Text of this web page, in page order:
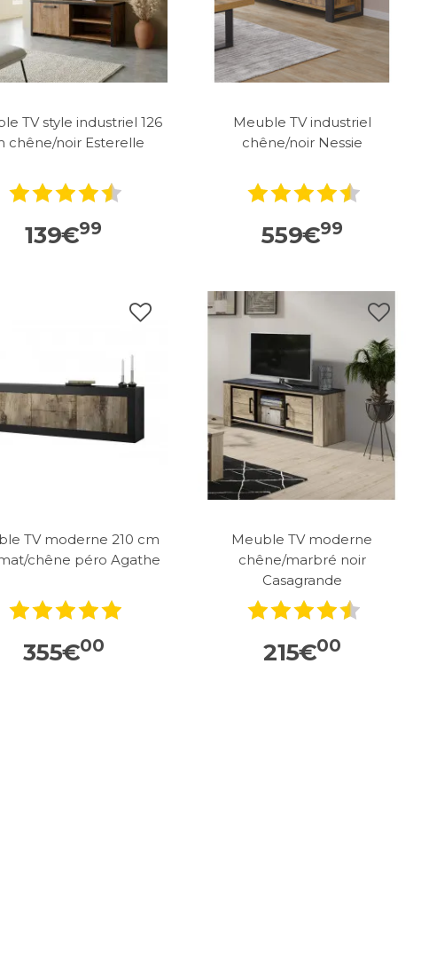
TV style industriel 126
chêne/noir Esterelle
139€99
Meuble TV industriel
chêne/noir Nessie
559€99
TV moderne 210 cm
chêne péro Agathe
355€00
Meuble TV moderne
chêne/marbré noir
Casagrande
215€00